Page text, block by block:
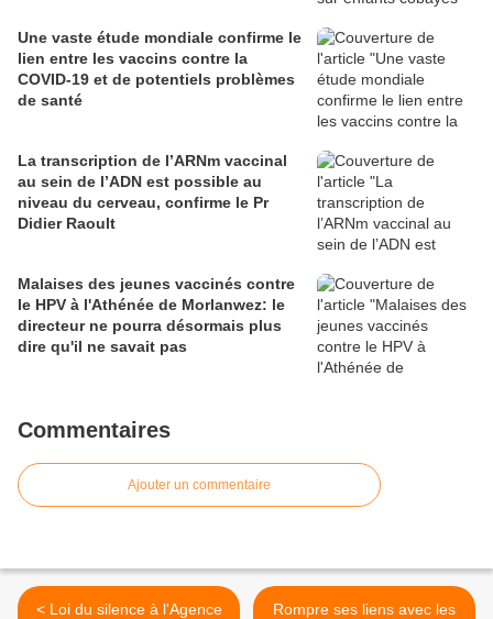
Une vaste étude mondiale confirme le
lien entre les vaccins contre la
COVID-19 et de potentiels problèmes
de santé
La transcription de l’ARNm vaccinal
au sein de l’ADN est possible au
niveau du cerveau, confirme le Pr
Didier Raoult
Malaises des jeunes vaccinés contre
le HPV à l'Athénée de Morlanwez: le
directeur ne pourra désormais plus
dire qu'il ne savait pas
Commentaires
Ajouter un commentaire
< Loi du silence à l'Agence
Rompre ses liens avec les